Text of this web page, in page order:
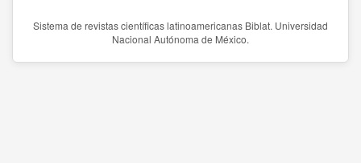
Sistema de revistas científicas latinoamericanas Biblat. Universidad
Nacional Autónoma de México.